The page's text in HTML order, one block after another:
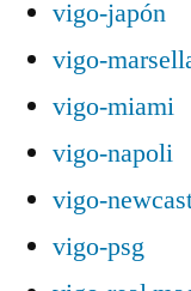
vigo-japón
vigo-
vigo-miami
vigo-napoli
vigo-
vigo-psg